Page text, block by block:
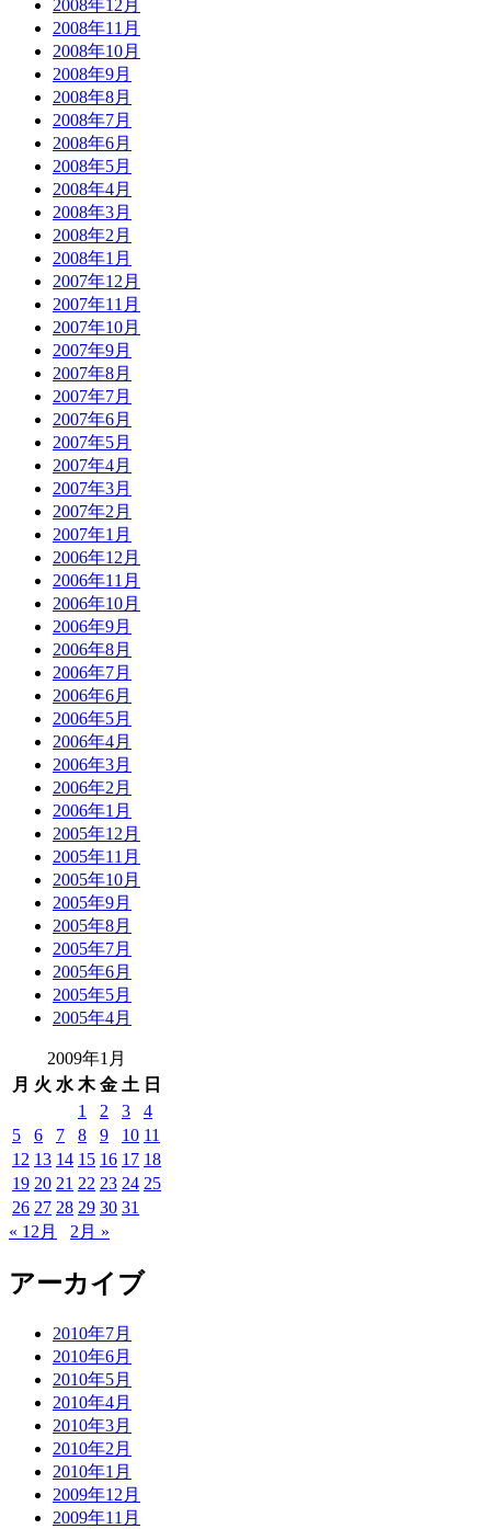
2008年12月
2008年11月
2008年10月
2008年9月
2008年8月
2008年7月
2008年6月
2008年5月
2008年4月
2008年3月
2008年2月
2008年1月
2007年12月
2007年11月
2007年10月
2007年9月
2007年8月
2007年7月
2007年6月
2007年5月
2007年4月
2007年3月
2007年2月
2007年1月
2006年12月
2006年11月
2006年10月
2006年9月
2006年8月
2006年7月
2006年6月
2006年5月
2006年4月
2006年3月
2006年2月
2006年1月
2005年12月
2005年11月
2005年10月
2005年9月
2005年8月
2005年7月
2005年6月
2005年5月
2005年4月
2009年1月
月 火 水 木 金 土 日
1
2 3
4
5
6 7 8 9 10 11
12 13 14 15 16 17 18
19 20 21 22 23 24 25
26 27 28 29 30 31
« 12月
2月 »
アーカイブ
2010年7月
2010年6月
2010年5月
2010年4月
2010年3月
2010年2月
2010年1月
2009年12月
2009年11月